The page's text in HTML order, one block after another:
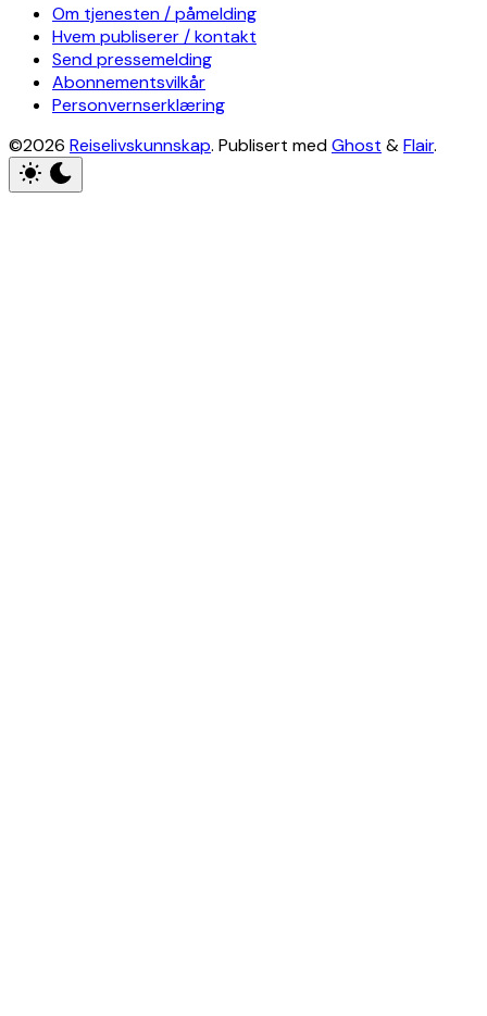
Om tjenesten / påmelding
Hvem publiserer / kontakt
Send pressemelding
Abonnementsvilkår
Personvernserklæring
©2026 Reiselivskunnskap. Publisert medGhost &Flair.